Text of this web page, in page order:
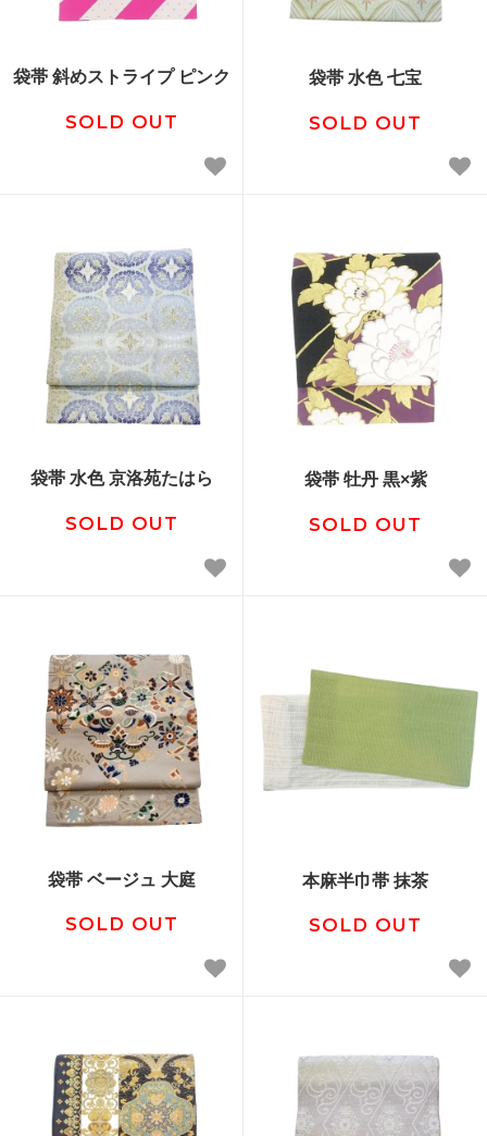
袋帯 斜めストライプ ピンク
SOLD OUT
袋帯 水色 七宝
SOLD OUT
袋帯 水色 京洛苑たはら
SOLD OUT
袋帯 牡丹 黒×紫
SOLD OUT
袋帯 ベージュ 大庭
SOLD OUT
本麻半巾帯 抹茶
SOLD OUT